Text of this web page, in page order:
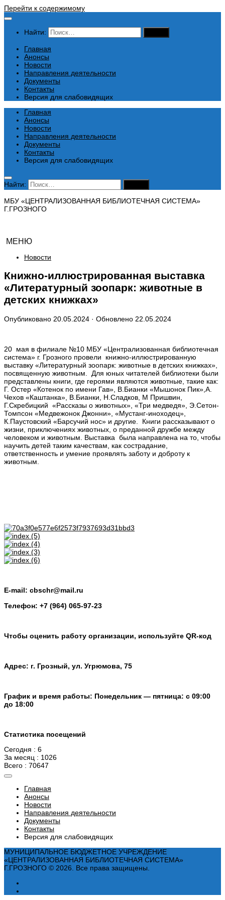
Перейти к содержимому
Найти:
Главная
Анонсы
Новости
Направления деятельности
Документы
Контакты
Версия для слабовидящих
Главная
Анонсы
Новости
Направления деятельности
Документы
Контакты
Версия для слабовидящих
Найти:
МБУ «ЦЕНТРАЛИЗОВАННАЯ БИБЛИОТЕЧНАЯ СИСТЕМА»
Г.ГРОЗНОГО
МЕНЮ
Новости
Книжно-иллюстрированная выставка
«Литературный зоопарк: животные в
детских книжках»
Опубликовано 20.05.2024 · Обновлено 22.05.2024
20 мая в филиале №10 МБУ «Централизованная библиотечная
система» г. Грозного провели книжно-иллюстрированную
выставку «Литературный зоопарк: животные в детских книжках»,
посвященную животным. Для юных читателей библиотеки были
представлены книги, где героями являются животные, такие как:
Г. Остер «Котенок по имени Гав», В.Бианки «Мышонок Пик»,А.
Чехов «Каштанка», В.Бианки, Н.Сладков, М Пришвин,
Г.Скребицкий «Рассказы о животных», «Три медведя», Э.Сетон-
Томпсон «Медвежонок Джонни», «Мустанг-иноходец»,
К.Паустовский «Барсучий нос» и другие. Книги рассказывают о
жизни, приключениях животных, о преданной дружбе между
человеком и животным. Выставка была направлена на то, чтобы
научить детей таким качествам, как сострадание,
ответственность и умение проявлять заботу и доброту к
животным.
E-mail: cbschr@mail.ru
Телефон: +7 (964) 065-97-23
Чтобы оценить работу организации, используйте QR-код
Адрес: г. Грозный, ул. Угрюмова, 75
График и время работы: Понедельник — пятница: с 09:00
до 18:00
Статистика посещений
Сегодня : 6
За месяц : 1026
Всего : 70647
Главная
Анонсы
Новости
Направления деятельности
Документы
Контакты
Версия для слабовидящих
МУНИЦИПАЛЬНОЕ БЮДЖЕТНОЕ УЧРЕЖДЕНИЕ
«ЦЕНТРАЛИЗОВАННАЯ БИБЛИОТЕЧНАЯ СИСТЕМА»
Г.ГРОЗНОГО © 2026. Все права защищены.